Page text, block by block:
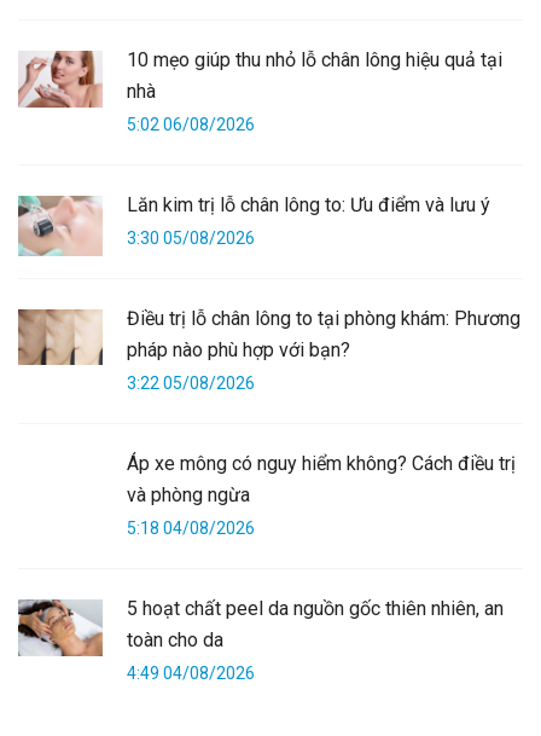
10 mẹo giúp thu nhỏ lỗ chân lông hiệu quả tại
nhà
5:02 06/08/2026
Lăn kim trị lỗ chân lông to: Ưu điểm và lưu ý
3:30 05/08/2026
Điều trị lỗ chân lông to tại phòng khám: Phương
pháp nào phù hợp với bạn?
3:22 05/08/2026
Áp xe mông có nguy hiểm không? Cách điều trị
và phòng ngừa
5:18 04/08/2026
5 hoạt chất peel da nguồn gốc thiên nhiên, an
toàn cho da
4:49 04/08/2026